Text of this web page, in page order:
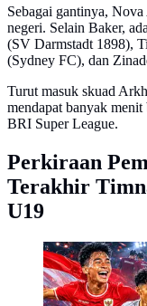
Sebagai gantinya,
negeri. Selain Baker,
(SV Darmstadt 1898),
(Sydney FC), dan
Turut masuk skuad
mendapat banyak
BRI Super League.
Perkiraan
Terakhir
U19
Cover prediksi
Myanmar U-19
Generated)